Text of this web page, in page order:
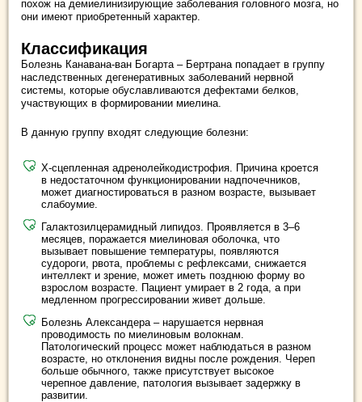
похож на демиелинизирующие заболевания головного мозга, но
они имеют приобретенный характер.
Классификация
Болезнь Канавана-ван Богарта – Бертрана попадает в группу
наследственных дегенеративных заболеваний нервной
системы, которые обуславливаются дефектами белков,
участвующих в формировании миелина.
В данную группу входят следующие болезни:
Х-сцепленная адренолейкодистрофия. Причина кроется
в недостаточном функционировании надпочечников,
может диагностироваться в разном возрасте, вызывает
слабоумие.
Галактозилцерамидный липидоз. Проявляется в 3–6
месяцев, поражается миелиновая оболочка, что
вызывает повышение температуры, появляются
судороги, рвота, проблемы с рефлексами, снижается
интеллект и зрение, может иметь позднюю форму во
взрослом возрасте. Пациент умирает в 2 года, а при
медленном прогрессировании живет дольше.
Болезнь Александера – нарушается нервная
проводимость по миелиновым волокнам.
Патологический процесс может наблюдаться в разном
возрасте, но отклонения видны после рождения. Череп
больше обычного, также присутствует высокое
черепное давление, патология вызывает задержку в
развитии.